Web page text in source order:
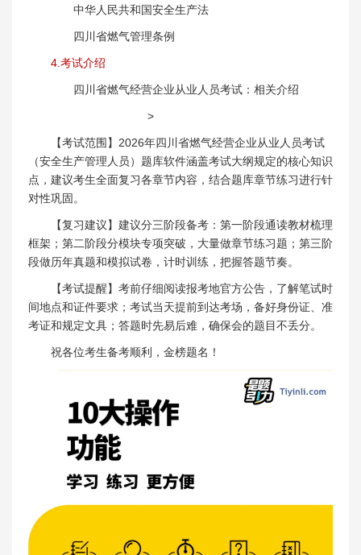
中华人民共和国安全生产法
四川省燃气管理条例
4.考试介绍
四川省燃气经营企业从业人员考试：相关介绍
>
【考试范围】2026年四川省燃气经营企业从业人员考试
（安全生产管理人员）题库软件涵盖考试大纲规定的核心知识
点，建议考生全面复习各章节内容，结合题库章节练习进行针
对性巩固。
【复习建议】建议分三阶段备考：第一阶段通读教材梳理
框架；第二阶段分模块专项突破，大量做章节练习题；第三阶
段做历年真题和模拟试卷，计时训练，把握答题节奏。
【考试提醒】考前仔细阅读报考地官方公告，了解笔试时
间地点和证件要求；考试当天提前到达考场，备好身份证、准
考证和规定文具；答题时先易后难，确保会的题目不丢分。
祝各位考生备考顺利，金榜题名！